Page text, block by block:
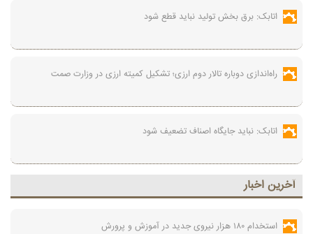
اتابک: برق بخش تولید نباید قطع شود
راه‌اندازی دوباره تالار دوم ارزی؛ تشکیل کمیته ارزی در وزارت صمت
اتابک: نباید جایگاه اصناف تضعیف شود
آخرين اخبار
استخدام ۱۸۰ هزار نیروی جدید در آموزش‌ و پرورش